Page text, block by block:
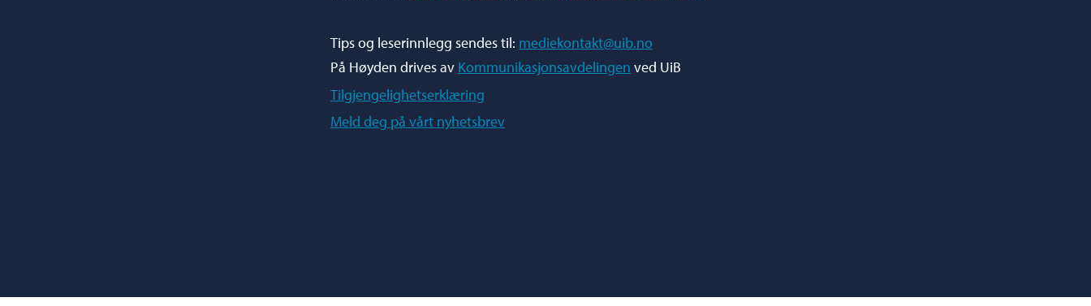
Tips og leserinnlegg sendes til: mediekontakt@uib.no
På Høyden drives av Kommunikasjonsavdelingen ved UiB
Tilgjengelighetserklæring
Meld deg på vårt nyhetsbrev